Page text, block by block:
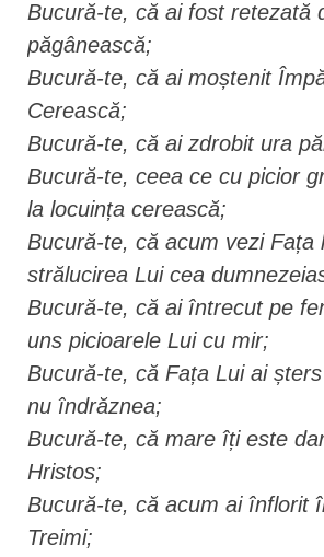
Bucură-te, că ai fost retezată
păgânească;
Bucură-te, că ai moștenit
Cerească;
Bucură-te, că ai zdrobit ura
Bucură-te, ceea ce cu picior
la locuința cerească;
Bucură-te, că acum vezi Fața
strălucirea Lui cea
Bucură-te, că ai întrecut pe
uns picioarele Lui cu mir;
Bucură-te, că Fața Lui ai
nu îndrăznea;
Bucură-te, că mare îți este
Hristos;
Bucură-te, că acum ai înflorit
Treimi;